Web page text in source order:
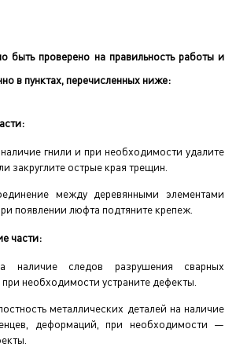
быть проверено на правильность работы и
в пунктах, перечисленных ниже:
гнили и при необходимости удалите
закруглите острые края трещин.
между деревянными элементами
появлении люфта подтяните крепеж.
части:
наличие следов разрушения сварных
необходимости устраните дефекты.
металлических деталей на наличие
деформаций, при необходимости —